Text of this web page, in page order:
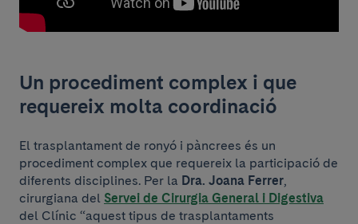
Un procediment complex i que
requereix molta coordinació
El trasplantament de ronyó i pàncrees és un
procediment complex que requereix la participació de
diferents disciplines. Per la Dra. Joana Ferrer,
cirurgiana del Servei de Cirurgia General i Digestiva
del Clínic “aquest tipus de trasplantaments